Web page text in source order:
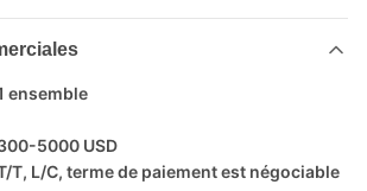
ensemble
5000 USD
T, L/C, terme de paiement est négociable